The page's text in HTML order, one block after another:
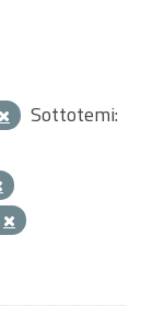
Sottotemi: